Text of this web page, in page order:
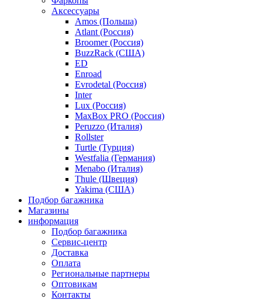
Аксессуары
Amos (Польша)
Atlant (Россия)
Broomer (Россия)
BuzzRack (США)
ED
Enroad
Evrodetal (Россия)
Inter
Lux (Россия)
MaxBox PRO (Россия)
Peruzzo (Италия)
Rollster
Turtle (Турция)
Westfalia (Германия)
Menabo (Италия)
Thule (Швеция)
Yakima (США)
Подбор багажника
Магазины
информация
Подбор багажника
Сервис-центр
Доставка
Оплата
Региональные партнеры
Оптовикам
Контакты